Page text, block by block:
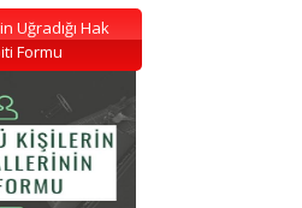
Uğradığı Hak
Formu